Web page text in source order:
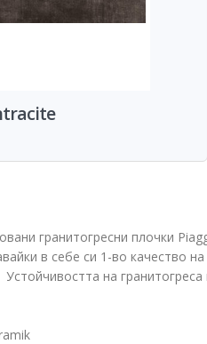
гранитогресни плочки
в себе си 1-во качество
на